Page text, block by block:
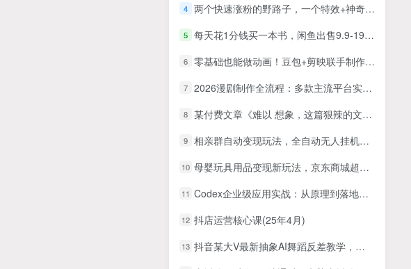
4 两个快速涨粉的野路子，一个特效+神奇布偶，粉丝暴涨5000起！
5 每天花1分钱买一本书，闲鱼出售9.9-19.9不等，多账号多撸 新手小白均可操作
6 零基础也能做动画！豆包+剪映联手制作AI胖橘小动画，自定义剧本直接上手
7 2026漫剧制作全流程：多款主流平台实操教学，搭配剪映零基础完成漫剧创作
8 某付费文章《难以 想象，这篇狠辣的文章，居然能公开出来》
9 相亲群自动变现玩法，全自动无人挂机，小白轻松上手，日入500+
10 母婴玩具用品变现新玩法，京东商城超低价渠道，简单操作可实现月入2万+【揭秘】
11 Codex企业级应用实战：从原理到落地，构建企业级AI应用全流程(更新)
12 抖店运营核心课(25年4月)
13 抖音某大V最新抽象AI舞蹈反差教学，手机即可剪辑，多平台发布撸收益